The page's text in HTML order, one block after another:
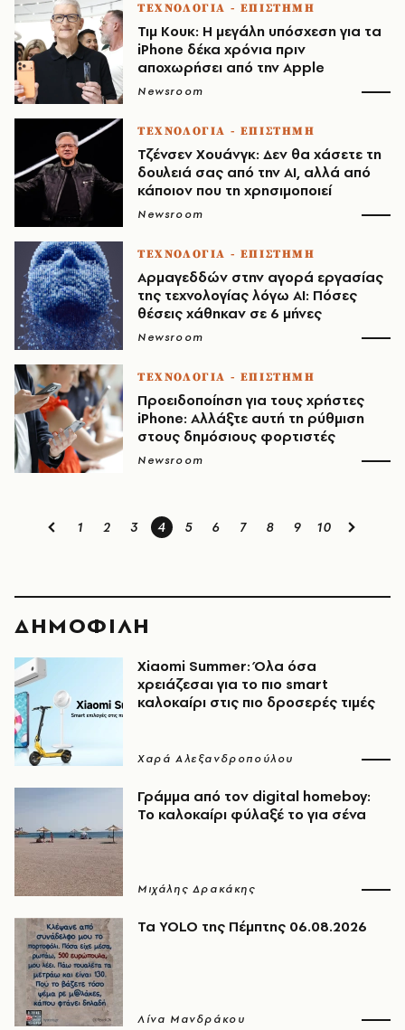
ΤΕΧΝΟΛΟΓΙΑ - ΕΠΙΣΤΗΜΗ
Τιμ Κουκ: Η μεγάλη υπόσχεση για τα
iPhone δέκα χρόνια πριν
αποχωρήσει από την Apple
Newsroom
ΤΕΧΝΟΛΟΓΙΑ - ΕΠΙΣΤΗΜΗ
Τζένσεν Χουάνγκ: Δεν θα χάσετε τη
δουλειά σας από την AI, αλλά από
κάποιον που τη χρησιμοποιεί
Newsroom
ΤΕΧΝΟΛΟΓΙΑ - ΕΠΙΣΤΗΜΗ
Αρμαγεδδών στην αγορά εργασίας
της τεχνολογίας λόγω ΑΙ: Πόσες
θέσεις χάθηκαν σε 6 μήνες
Newsroom
ΤΕΧΝΟΛΟΓΙΑ - ΕΠΙΣΤΗΜΗ
Προειδοποίηση για τους χρήστες
iPhone: Αλλάξτε αυτή τη ρύθμιση
στους δημόσιους φορτιστές
Newsroom
1 2 3 4 5 6 7 8 9 10
ΔΗΜΟΦΙΛΗ
Xiaomi Summer: Όλα όσα
χρειάζεσαι για το πιο smart
καλοκαίρι στις πιο δροσερές τιμές
Χαρά Αλεξανδροπούλου
Γράμμα από τον digital homeboy:
Το καλοκαίρι φύλαξέ το για σένα
Μιχάλης Δρακάκης
Τα YOLO της Πέμπτης 06.08.2026
Λίνα Μανδράκου